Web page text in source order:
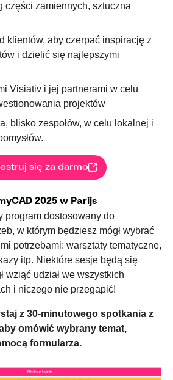
części zamiennych, sztuczna
klientów, aby czerpać inspirację z
i dzielić się najlepszymi
Visiativ i jej partnerami w celu
projektów
blisko zespołów, w celu lokalnej i
się za darmo
2025 w Parijs
program dostosowany do
w którym będziesz mógł wybrać
potrzebami: warsztaty tematyczne,
itp. Niektóre sesje będą się
wziąć udział we wszystkich
i niczego nie przegapić!
z 30-minutowego spotkania z
omówić wybrany temat,
formularza.